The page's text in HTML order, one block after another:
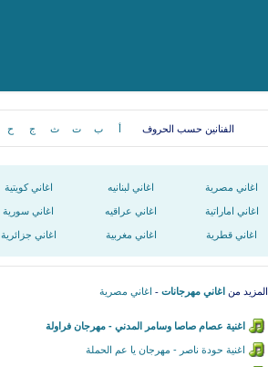
الفنانين حسب الحروف أ ب ت ث ج ح
اغاني مصرية اغاني لبنانيه اغاني كويتية
اغاني اماراتية اغاني عراقيه اغاني سورية
اغاني قطرية اغاني مغربية اغاني جزائرية
المزيد من اغاني مهرجانات - اغاني مصرية
اغنية عصام صاصا وسامر المدني - مهرجان فراولة
اغنية حودة ناصر - مهرجان يا عم الحملة